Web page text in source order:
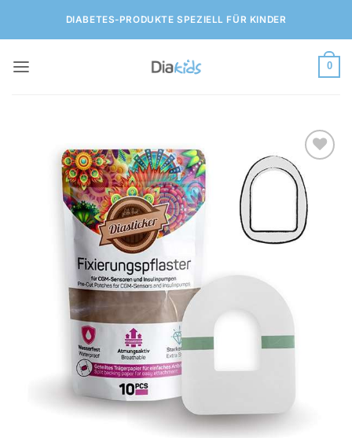
DIABETES-PRODUKTE SPEZIELL FÜR KINDER
0
Zur
Wunschliste
hinzufügen